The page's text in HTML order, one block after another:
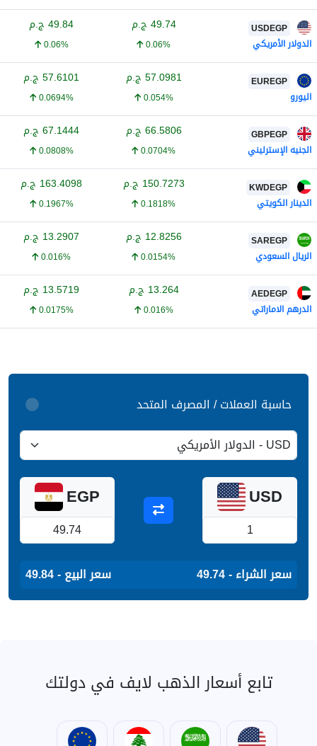
USDEGP
الدولار الأمريكي
49.74 ج.م
0.06%
49.84 ج.م
0.06%
EUREGP
اليورو
57.0981 ج.م
0.054%
57.6101 ج.م
0.0694%
GBPEGP
الجنيه الإسترليني
66.5806 ج.م
0.0704%
67.1444 ج.م
0.0808%
KWDEGP
الدينار الكويتي
150.7273 ج.م
0.1818%
163.4098 ج.م
0.1967%
SAREGP
الريال السعودي
12.8256 ج.م
0.0154%
13.2907 ج.م
0.016%
AEDEGP
الدرهم الاماراتي
13.264 ج.م
0.016%
13.5719 ج.م
0.0175%
حاسبة العملات / المصرف المتحد
USD
EGP
سعر الشراء - 49.74 سعر البيع - 49.84
تابع أسعار الذهب لايف في دولتك